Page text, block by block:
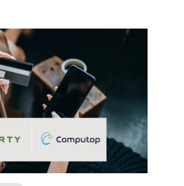
viele Unternehmen an die
Compliance-Mechanismen.